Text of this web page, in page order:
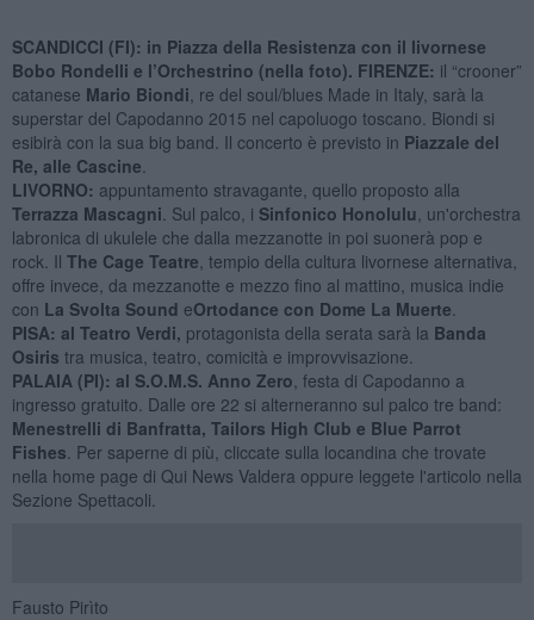
SCANDICCI (FI): in Piazza della Resistenza con il livornese
Bobo Rondelli e l’Orchestrino (nella foto). FIRENZE: il “crooner”
catanese Mario Biondi , re del soul/blues Made in Italy, sarà la
superstar del Capodanno 2015 nel capoluogo toscano. Biondi si
esibirà con la sua big band. Il concerto è previsto in Piazzale del
Re, alle Cascine
LIVORNO: appuntamento stravagante, quello proposto alla
Terrazza Mascagni . Sul palco, i Sinfonico Honolulu , un'orchestra
labronica di ukulele che dalla mezzanotte in poi suonerà pop e
rock. Il The Cage Teatre , tempio della cultura livornese alternativa,
offre invece, da mezzanotte e mezzo fino al mattino, musica indie
con La Svolta Sound eOrtodance con Dome La Muerte
PISA: al Teatro Verdi, protagonista della serata sarà la Banda
Osiris tra musica, teatro, comicità e improvvisazione.
PALAIA (PI): al S.O.M.S. Anno Zero , festa di Capodanno a
ingresso gratuito. Dalle ore 22 si alterneranno sul palco tre band:
Menestrelli di Banfratta, Tailors High Club e Blue Parrot
Fishes . Per saperne di più, cliccate sulla locandina che trovate
nella home page di Qui News Valdera oppure leggete l'articolo nella
Sezione Spettacoli.
Fausto Pirìto